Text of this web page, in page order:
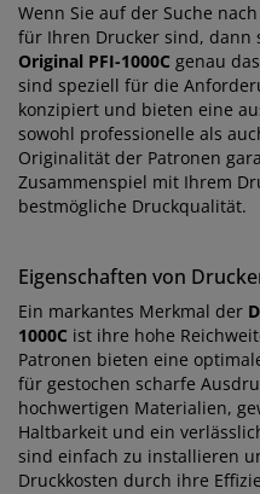
Wenn Sie auf der Suche
für Ihren Drucker sind, dann
Original PFI-1000C genau
sind speziell für die
konzipiert und bieten eine
sowohl professionelle als
Originalität der Patronen
Zusammenspiel mit Ihrem
bestmögliche Druckqualität.
Eigenschaften von
Ein markantes Merkmal der
1000C ist ihre hohe
Patronen bieten eine
für gestochen scharfe
hochwertigen Materialien,
Haltbarkeit und ein
sind einfach zu installieren
Druckkosten durch ihre